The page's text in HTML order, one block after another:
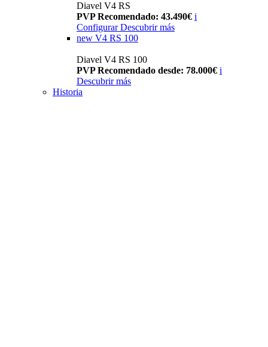
Diavel V4 RS
PVP Recomendado: 43.490€ i
Configurar Descubrir más
new V4 RS 100
Diavel V4 RS 100
PVP Recomendado desde: 78.000€ i
Descubrir más
Historia